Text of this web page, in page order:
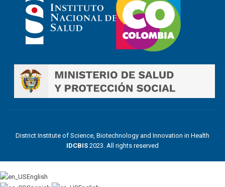
District Institute of Science, Biotechnology and Innovation in Health
IDCBIS 2023. All rights reserved
English